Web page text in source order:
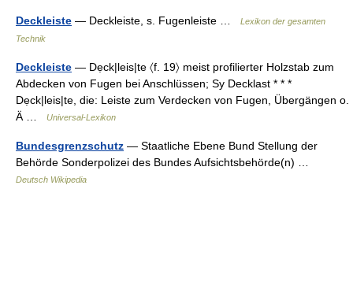
Deckleiste — Deckleiste, s. Fugenleiste …
Lexikon der gesamten
Technik
Deckleiste — Dẹck|leis|te 〈f. 19〉 meist profilierter Holzstab zum
Abdecken von Fugen bei Anschlüssen; Sy Decklast * * *
Dẹck|leis|te, die: Leiste zum Verdecken von Fugen, Übergängen o.
Ä …
Universal-Lexikon
Bundesgrenzschutz — Staatliche Ebene Bund Stellung der
Behörde Sonderpolizei des Bundes Aufsichtsbehörde(n) …
Deutsch Wikipedia